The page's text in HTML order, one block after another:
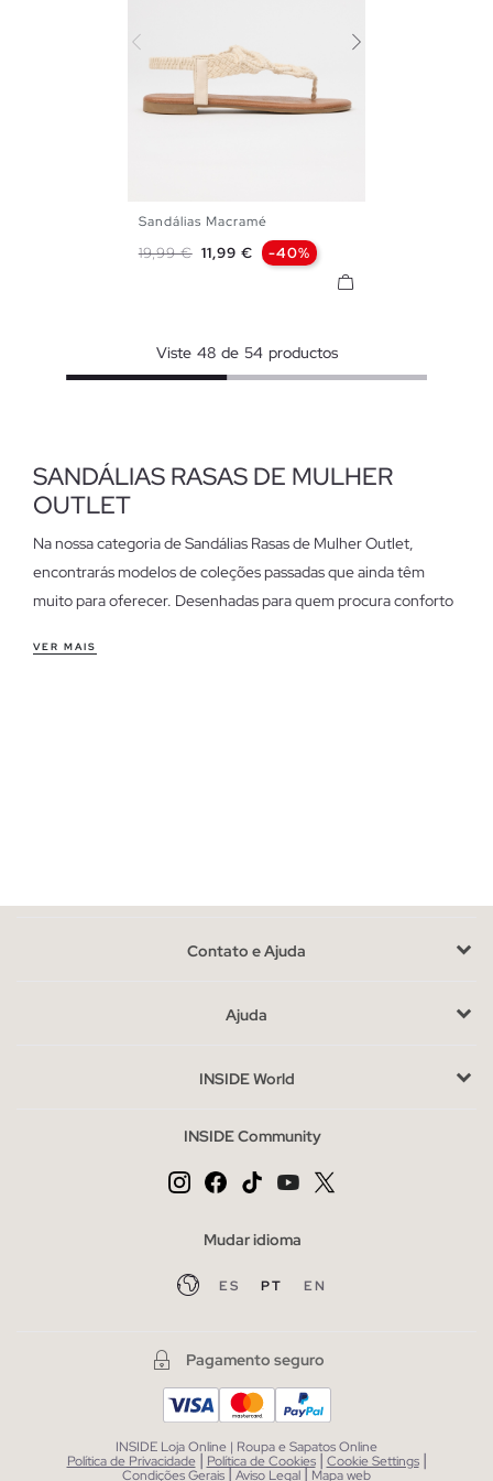
35 36 37 38
41
Sandálias Macramé
Preço normal
19,99 € Preço
11,99 € -40%
Viste 48 de 54 productos
SANDÁLIAS RASAS DE MULHER
OUTLET
Na nossa categoria de Sandálias Rasas de Mulher Outlet,
encontrarás modelos de coleções passadas que ainda têm
muito para oferecer. Desenhadas para quem procura conforto
qualquer ocasião.
material que melhor se adapta às tuas necessidades diárias. Se
complementem o teu guarda-roupa atual.
Compra sandálias rasas de mulher baratas sem abdicar do
O outlet oferece-te a oportunidade de adquirir sandálias a
explorar outras categorias complementares como malas ou
VER MAIS
Contato e Ajuda
Ajuda
INSIDE World
INSIDE Community
Mudar idioma
ES PT EN
Pagamento seguro
INSIDE Loja Online | Roupa e Sapatos Online
Política de Privacidade | Política de Cookies | Cookie Settings |
Condições Gerais|Aviso Legal| Mapa web